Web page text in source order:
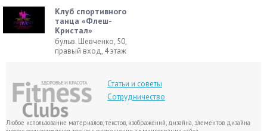
Клуб спортивного
танца «Флеш-
Кристал»
бульв. Шевченко, 50,
правый вход, 4 этаж
Статьи и советы
Сотрудничество
Любое использование материалов, текстов, изображений, дизайна, элементов дизайна